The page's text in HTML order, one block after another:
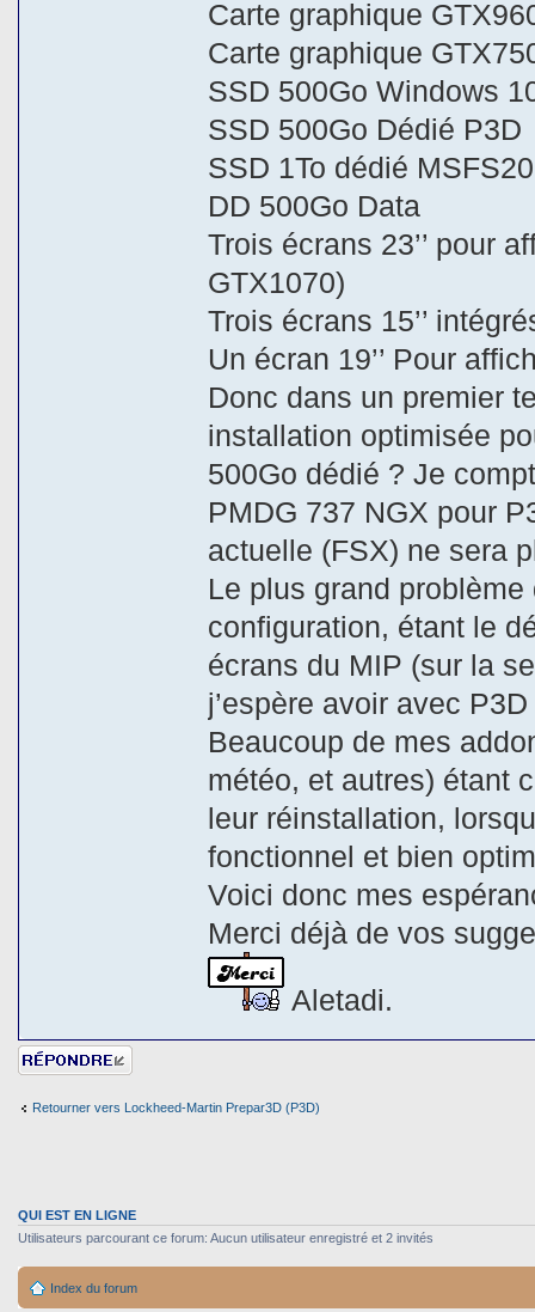
Carte graphique
Carte graphique
SSD 500Go Windows
SSD 500Go Dédié P3D
SSD 1To dédié
DD 500Go Data
Trois écrans 23’’ pour
GTX1070)
Trois écrans 15’’
Un écran 19’’ Pour
Donc dans un premier
installation optimisée
500Go dédié ? Je
PMDG 737 NGX pour
actuelle (FSX) ne sera
Le plus grand
configuration, étant le
écrans du MIP (sur la
j’espère avoir avec
Beaucoup de mes
météo, et autres) étant
leur réinstallation,
fonctionnel et bien
Voici donc mes
Merci déjà de vos
Aletadi.
Répondre
Retourner vers Lockheed-Martin Prepar3D (P3D)
QUI EST EN LIGNE
Utilisateurs parcourant ce forum: Aucun utilisateur enregistré et 2 invités
Index du forum